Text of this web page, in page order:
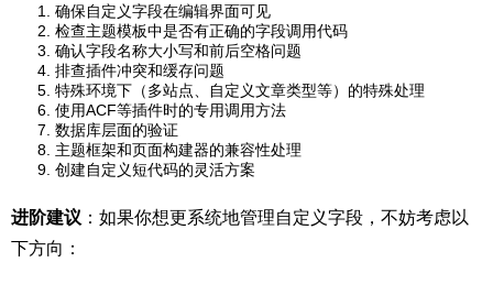
确保自定义字段在编辑界面可见
检查主题模板中是否有正确的字段调用代码
确认字段名称大小写和前后空格问题
排查插件冲突和缓存问题
特殊环境下（多站点、自定义文章类型等）的特殊处理
使用ACF等插件时的专用调用方法
数据库层面的验证
主题框架和页面构建器的兼容性处理
创建自定义短代码的灵活方案
进阶建议 ：如果你想更系统地管理自定义字段，不妨考虑以
下方向：